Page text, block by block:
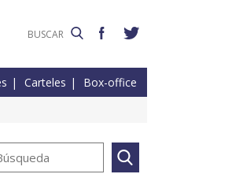
Carteles Box-office